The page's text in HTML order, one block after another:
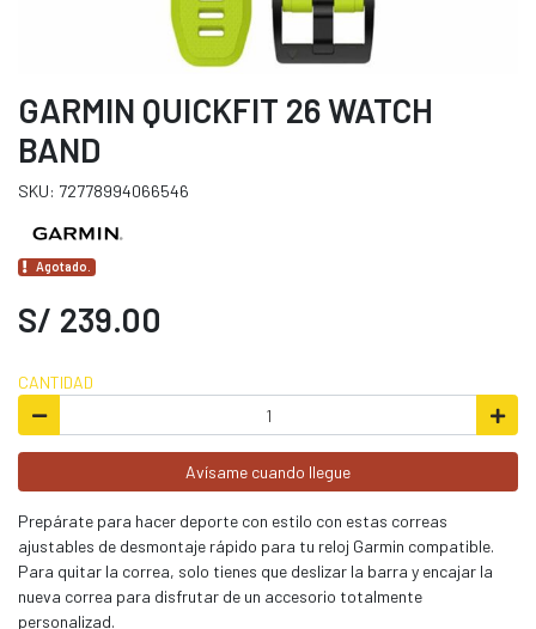
GARMIN QUICKFIT 26 WATCH
BAND
SKU: 72778994066546
Agotado.
S/ 239.00
CANTIDAD
Avísame cuando llegue
Prepárate para hacer deporte con estilo con estas correas
ajustables de desmontaje rápido para tu reloj Garmin compatible.
Para quitar la correa, solo tienes que deslizar la barra y encajar la
nueva correa para disfrutar de un accesorio totalmente
personalizad.